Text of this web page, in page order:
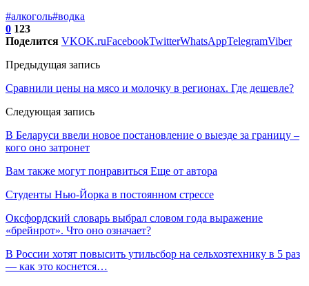
#алкоголь#водка
0 123
Поделится VKOK.ruFacebookTwitterWhatsAppTelegramViber
Предыдущая запись
Сравнили цены на мясо и молочку в регионах. Где дешевле?
Следующая запись
В Беларуси ввели новое постановление о выезде за границу –
кого оно затронет
Вам также могут понравиться Еще от автора
Студенты Нью-Йорка в постоянном стрессе
Оксфордский словарь выбрал словом года выражение
«брейнрот». Что оно означает?
В России хотят повысить утильсбор на сельхозтехнику в 5 раз
— как это коснется…